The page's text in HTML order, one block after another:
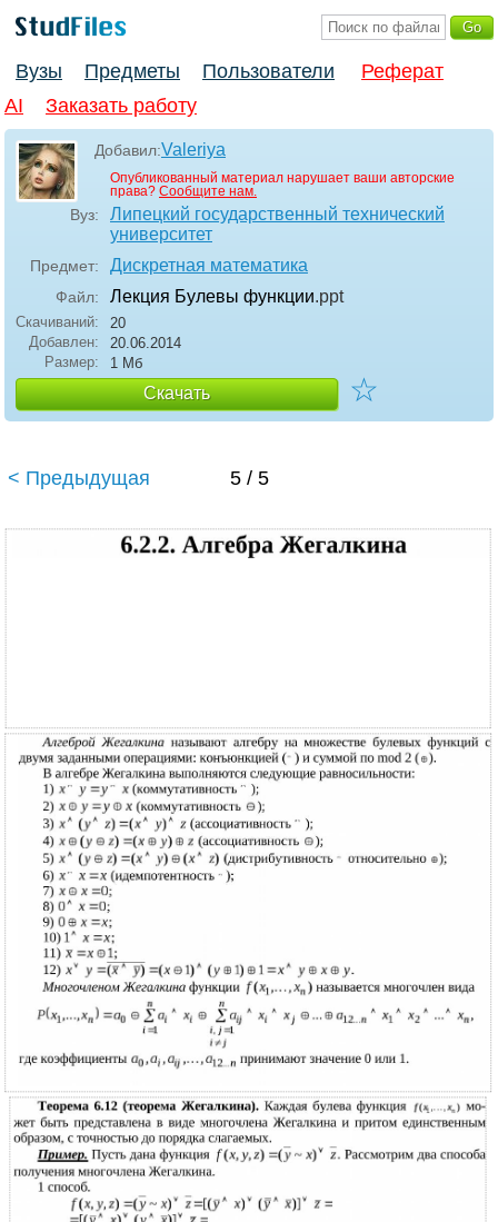
Вузы Предметы Пользователи
Реферат
AI
Заказать работу
Добавил:Valeriya
Опубликованный материал нарушает ваши авторские
права? Сообщите нам.
Вуз:
Липецкий государственный технический
университет
Предмет: Дискретная математика
Файл: Лекция Булевы функции.ppt
Скачиваний:
20
Добавлен:
20.06.2014
Размер:
1 Мб
Скачать ☆
< Предыдущая 5 / 5